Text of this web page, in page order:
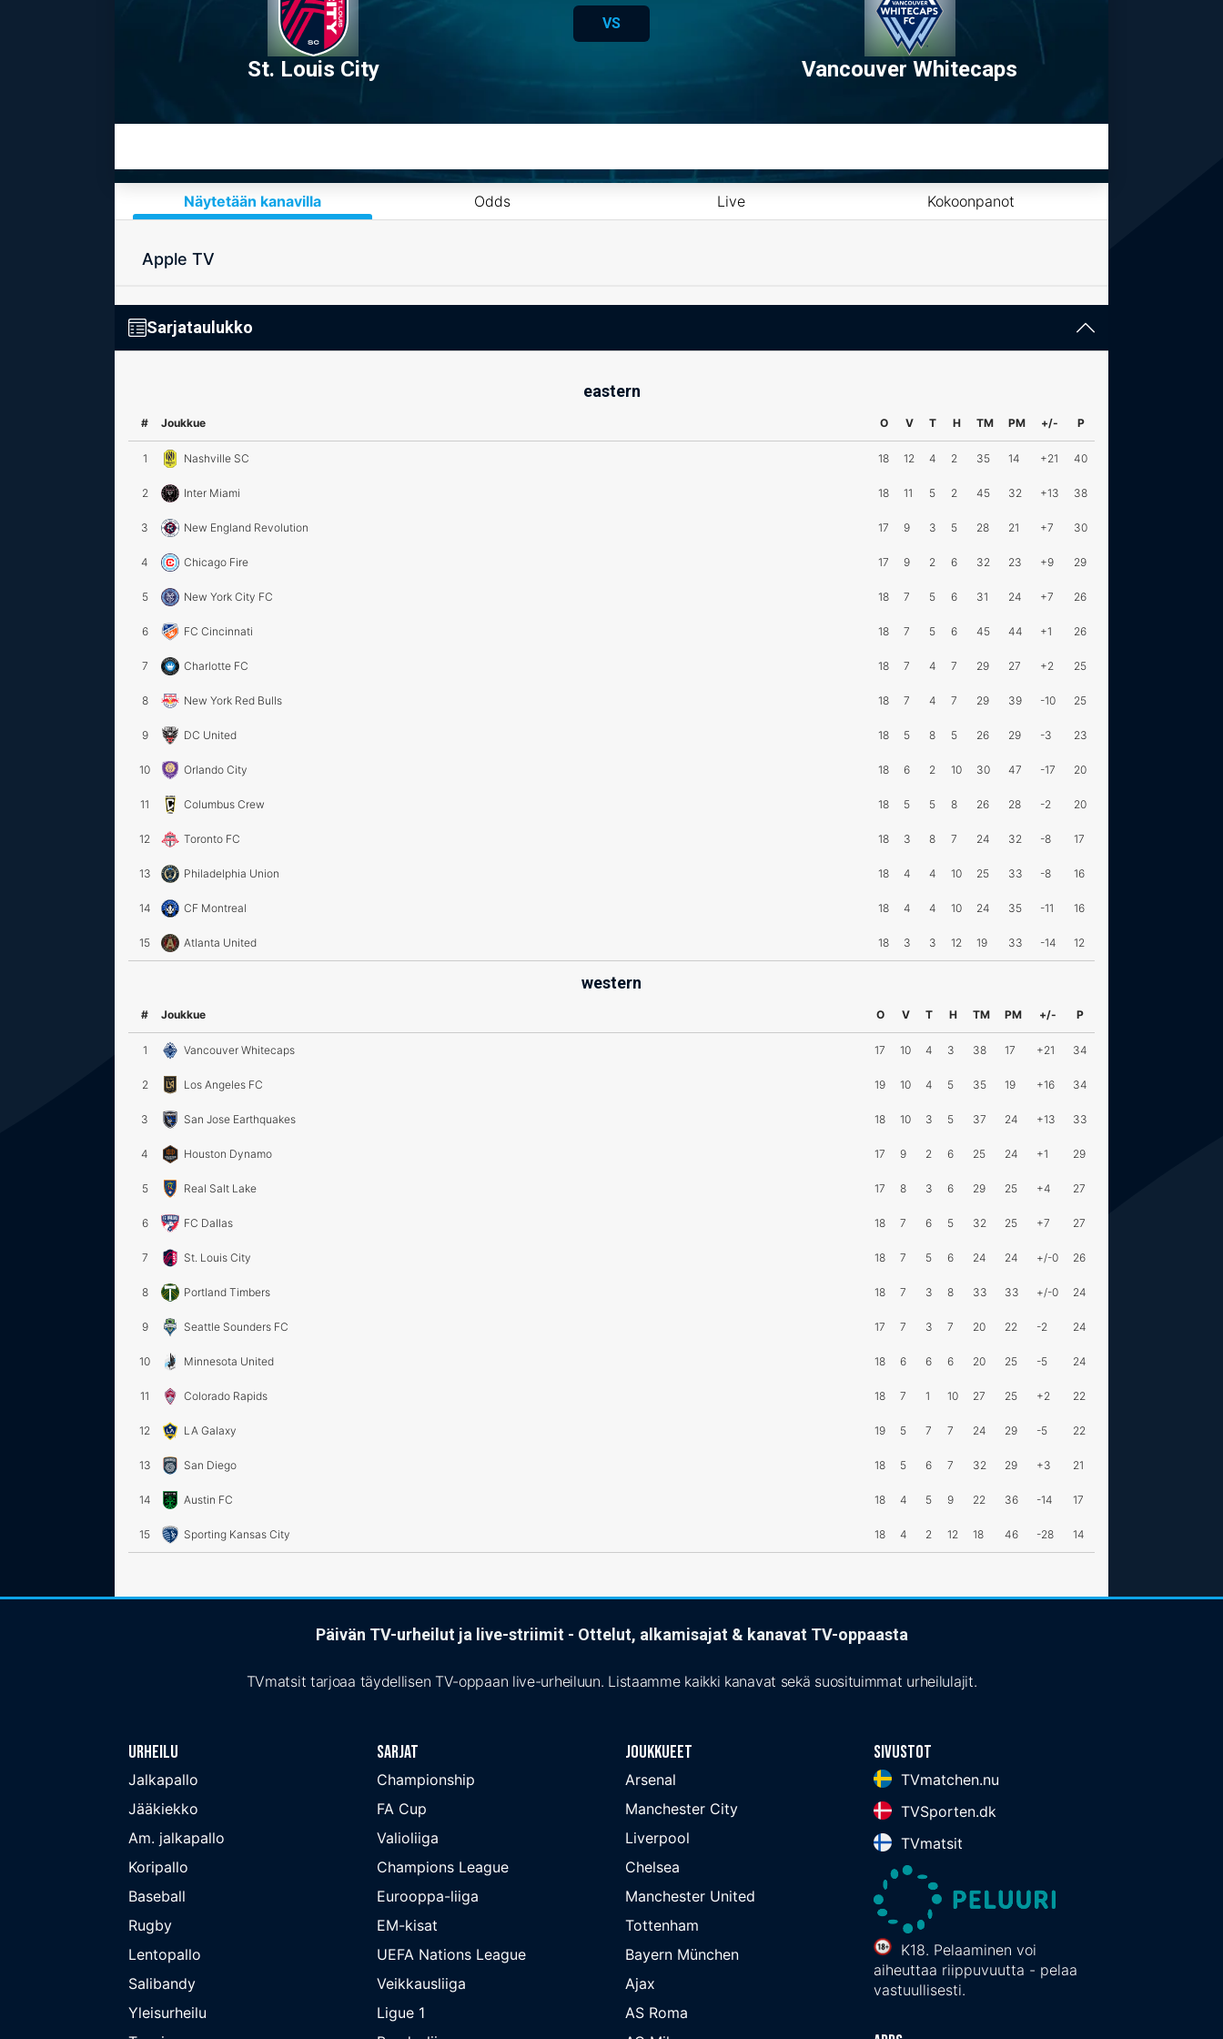
St. Louis City
VS
Vancouver Whitecaps
Näytetään kanavilla Odds Live Kokoonpanot
Apple TV
Sarjataulukko
eastern
# Joukkue O V T H TM PM +/- P
1 Nashville SC 18 12 4 2 35 14 +21 40
2 Inter Miami 18 11 5 2 45 32 +13 38
3 New England Revolution 17 9 3 5 28 21 +7 30
4 Chicago Fire 17 9 2 6 32 23 +9 29
5 New York City FC 18 7 5 6 31 24 +7 26
6 FC Cincinnati 18 7 5 6 45 44 +1 26
7 Charlotte FC 18 7 4 7 29 27 +2 25
8 New York Red Bulls 18 7 4 7 29 39 -10 25
9 DC United 18 5 8 5 26 29 -3 23
10 Orlando City 18 6 2 10 30 47 -17 20
11 Columbus Crew 18 5 5 8 26 28 -2 20
12 Toronto FC 18 3 8 7 24 32 -8 17
13 Philadelphia Union 18 4 4 10 25 33 -8 16
14 CF Montreal 18 4 4 10 24 35 -11 16
15 Atlanta United 18 3 3 12 19 33 -14 12
western
# Joukkue O V T H TM PM +/- P
1 Vancouver Whitecaps 17 10 4 3 38 17 +21 34
2 Los Angeles FC 19 10 4 5 35 19 +16 34
3 San Jose Earthquakes 18 10 3 5 37 24 +13 33
4 Houston Dynamo 17 9 2 6 25 24 +1 29
5 Real Salt Lake 17 8 3 6 29 25 +4 27
6 FC Dallas 18 7 6 5 32 25 +7 27
7 St. Louis City 18 7 5 6 24 24 +/-0 26
8 Portland Timbers 18 7 3 8 33 33 +/-0 24
9 Seattle Sounders FC 17 7 3 7 20 22 -2 24
10 Minnesota United 18 6 6 6 20 25 -5 24
11 Colorado Rapids 18 7 1 10 27 25 +2 22
12 LA Galaxy 19 5 7 7 24 29 -5 22
13 San Diego 18 5 6 7 32 29 +3 21
14 Austin FC 18 4 5 9 22 36 -14 17
15 Sporting Kansas City 18 4 2 12 18 46 -28 14
Päivän TV-urheilut ja live-striimit - Ottelut, alkamisajat & kanavat TV-oppaasta
TVmatsit tarjoaa täydellisen TV-oppaan live-urheiluun. Listaamme kaikki kanavat sekä suosituimmat urheilulajit.
Urheilu
Jalkapallo
Jääkiekko
Am. jalkapallo
Koripallo
Baseball
Rugby
Lentopallo
Salibandy
Yleisurheilu
Sarjat
Championship
FA Cup
Valioliiga
Champions League
Eurooppa-liiga
EM-kisat
UEFA Nations League
Veikkausliiga
Ligue 1
Joukkueet
Arsenal
Manchester City
Liverpool
Chelsea
Manchester United
Tottenham
Bayern München
Ajax
AS Roma
Sivustot
TVmatchen.nu
TVSporten.dk
TVmatsit
K18. Pelaaminen voi
aiheuttaa riippuvuutta - pelaa
vastuullisesti.